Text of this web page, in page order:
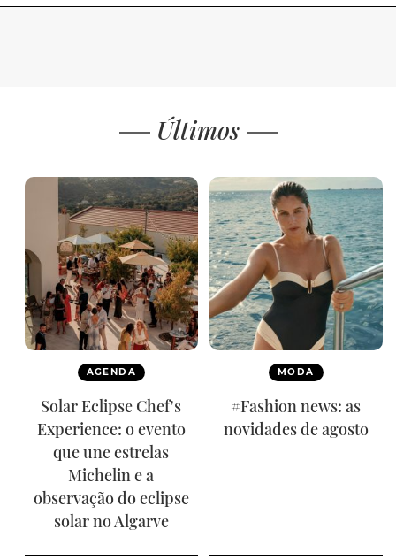
Últimos
AGENDA
Solar Eclipse Chef's
Experience: o evento
que une estrelas
Michelin e a
observação do eclipse
solar no Algarve
MODA
#Fashion news: as
novidades de agosto